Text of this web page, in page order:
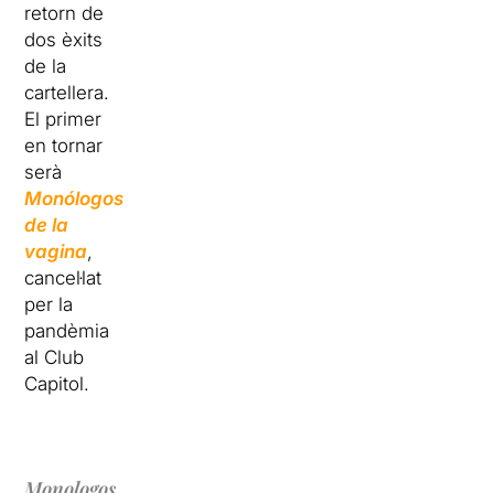
retorn de
dos èxits
de la
cartellera.
El primer
en tornar
serà
Monólogos
de la
vagina,
cancel·lat
per la
pandèmia
al Club
Capitol.